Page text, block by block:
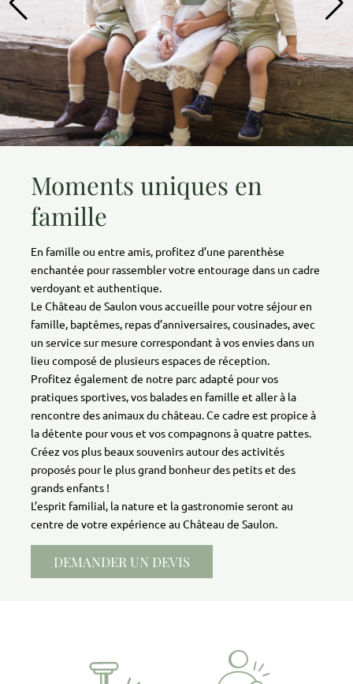
Moments uniques en
famille
En famille ou entre amis, profitez d’une parenthèse
enchantée pour rassembler votre entourage dans un cadre
verdoyant et authentique.
Le Château de Saulon vous accueille pour votre séjour en
famille, baptêmes, repas d’anniversaires, cousinades, avec
un service sur mesure correspondant à vos envies dans un
lieu composé de plusieurs espaces de réception.
Profitez également de notre parc adapté pour vos
pratiques sportives, vos balades en famille et aller à la
rencontre des animaux du château. Ce cadre est propice à
la détente pour vous et vos compagnons à quatre pattes.
Créez vos plus beaux souvenirs autour des activités
proposés pour le plus grand bonheur des petits et des
grands enfants !
L’esprit familial, la nature et la gastronomie seront au
centre de votre expérience au Château de Saulon.
DEMANDER UN DEVIS